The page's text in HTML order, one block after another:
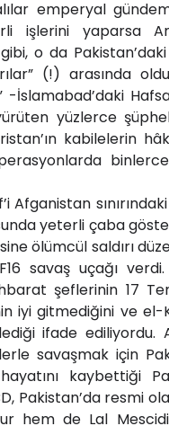
emperyal
işlerini yaparsa
o da
(!) arasında
-İslamabad’daki
yüzlerce
kabilelerin
Afganistan
yeterli çaba
ölümcül saldırı
savaş uçağı
şeflerinin 17
iyi gitmediğini ve
ifade ediliyordu.
savaşmak için
kaybettiği
Pakistan’da resmi
hem de Lal